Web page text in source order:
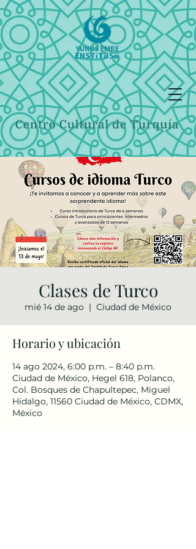
Clases de Turco
mié 14 de ago
  |
Ciudad de México
Horario y ubicación
14 ago 2024, 6:00 p.m. – 8:40 p.m.
Ciudad de México, Hegel 618, Polanco,
Col. Bosques de Chapultepec, Miguel
Hidalgo, 11560 Ciudad de México, CDMX,
México